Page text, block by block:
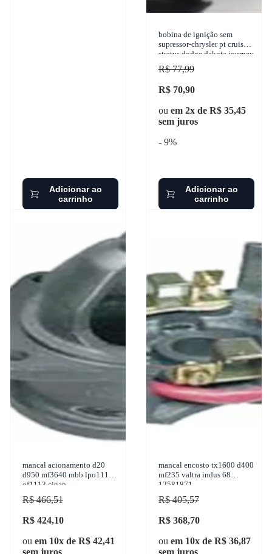
Adicionar ao
carrinho
bobina de ignição sem
supressor-chrysler pt cruiser
stratus dodge dakota journey
ram 1960-2018 - sem
supressor-original
R$ 77,99
R$ 70,90
ou em 2x de R$ 35,45
sem juros
- 9%
Adicionar ao
carrinho
mancal acionamento d20
d950 mf3640 mbb lpo1113
of1113 cinap
R$ 466,51
R$ 424,10
ou em 10x de R$ 42,41
sem juros
mancal encosto tx1600 d400
mf235 valtra indus 68
12581871
R$ 405,57
R$ 368,70
ou em 10x de R$ 36,87
sem juros